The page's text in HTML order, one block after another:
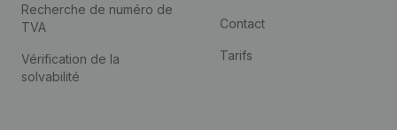
Recherche de numéro de
TVA
Vérification de la
solvabilité
Contact
Tarifs